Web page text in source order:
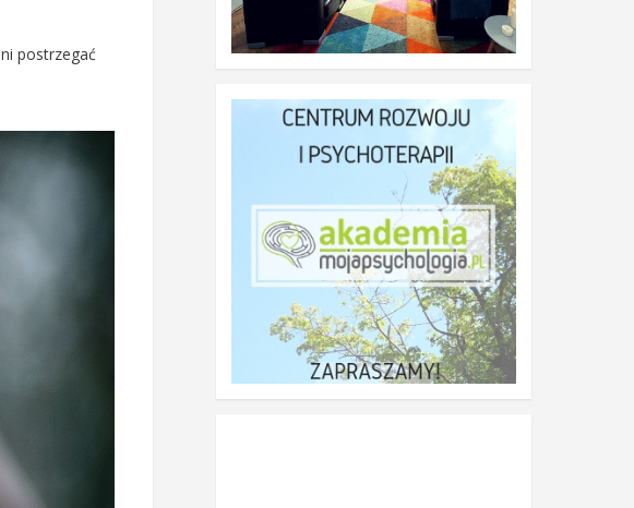
postrzegać